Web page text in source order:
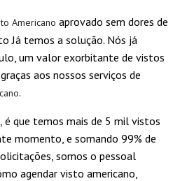
Americano aprovado sem dores de
Já temos a solução. Nós já
um valor exorbitante de vistos
aos nossos serviços de
.
que temos mais de 5 mil vistos
momento, e somando 99% de
somos o pessoal
agendar visto americano,